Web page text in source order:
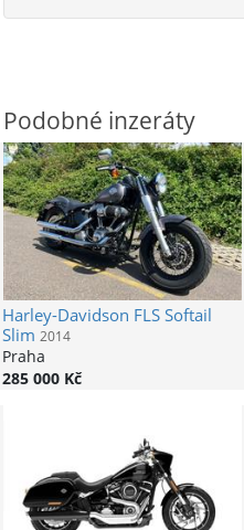
Podobné inzeráty
Harley-Davidson FLS Softail
Slim 2014
Praha
285 000 Kč